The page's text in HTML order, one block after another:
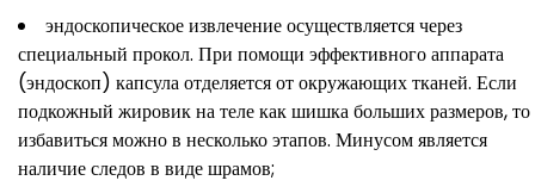
эндоскопическое извлечение осуществляется через
специальный прокол. При помощи эффективного аппарата
(эндоскоп) капсула отделяется от окружающих тканей. Если
подкожный жировик на теле как шишка больших размеров, то
избавиться можно в несколько этапов. Минусом является
наличие следов в виде шрамов;